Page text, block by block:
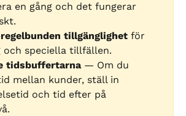
en gång och det fungerar
tillgänglighet för
och speciella tillfällen.
tidsbuffertarna — Om du
mellan kunder, ställ in
och tid efter på